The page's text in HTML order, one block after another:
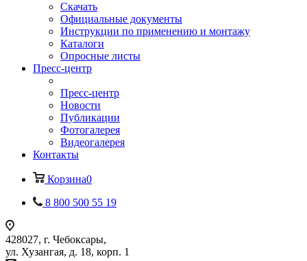
Скачать
Официальные документы
Инструкции по применению и монтажу
Каталоги
Опросные листы
Пресс-центр
Пресс-центр
Новости
Публикации
Фотогалерея
Видеогалерея
Контакты
Корзина0
8 800 500 55 19
428027, г. Чебоксары,
ул. Хузангая, д. 18, корп. 1